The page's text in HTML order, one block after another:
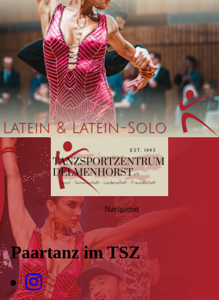
Navigation
Paartanz im TSZ